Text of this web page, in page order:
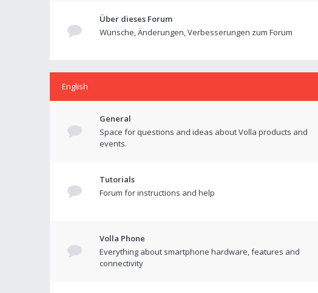
Über dieses Forum
Wünsche, Änderungen, Verbesserungen zum Forum
English
General
Space for questions and ideas about Volla products and
events.
Tutorials
Forum for instructions and help
Volla Phone
Everything about smartphone hardware, features and
connectivity